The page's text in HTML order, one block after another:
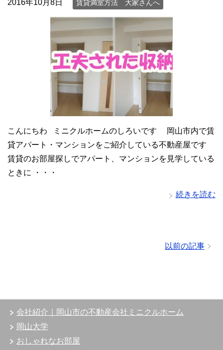
2016年10月8日 賃貸満室方法 大家さんへ
こんにちわ ミニクルホームのしろいです 岡山市内で賃
貸アパート・マンションをご紹介している不動産屋です
賃貸のお部屋探しでアパート、マンションを見学している
ときに ・・・
続きを読む
以前の記事
会社紹介｜岡山市の不動産会社ミニクルホーム
岡山大学
おしゃれなお部屋